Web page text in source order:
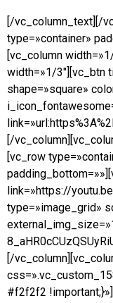
[/vc_column_text][/
type=»container»
[vc_column
width=»1/3″][vc_btn
shape=»square»
[/
[vc_row
link=»https://
type=»image_grid»
[/
#f2f2f2 !important;}»]